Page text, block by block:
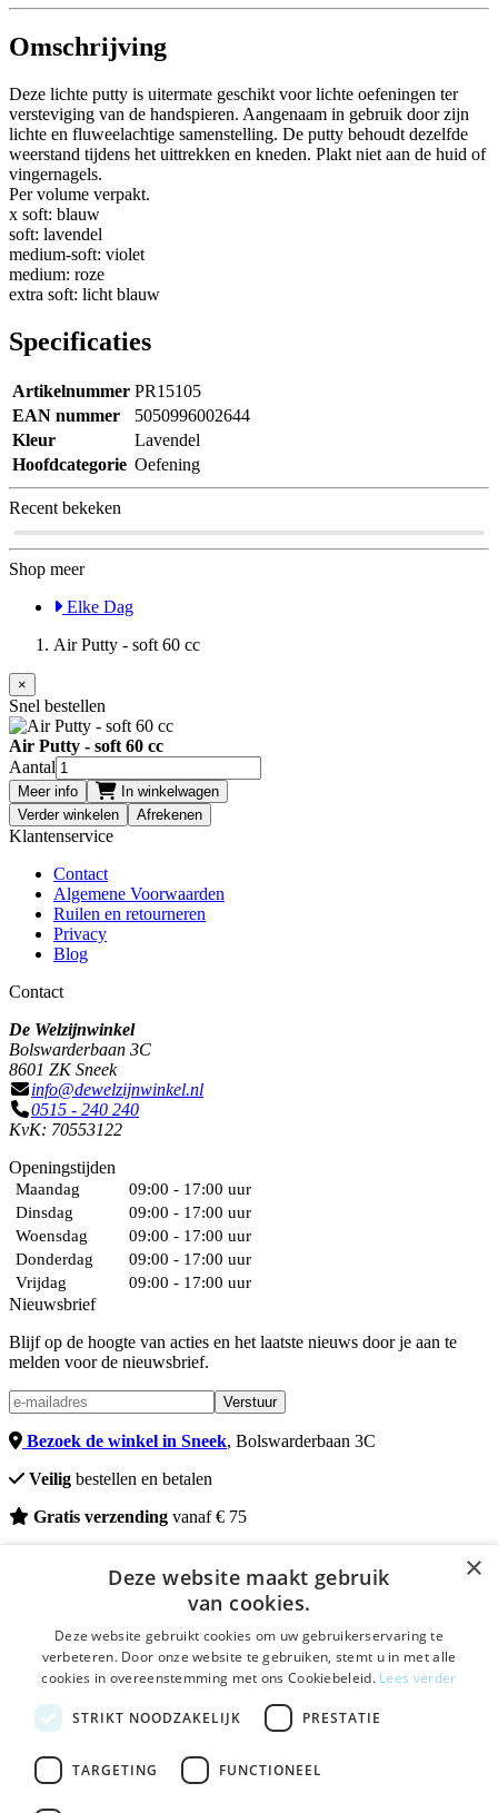
Omschrijving
Deze lichte putty is uitermate geschikt voor lichte oefeningen ter
versteviging van de handspieren. Aangenaam in gebruik door zijn
lichte en fluweelachtige samenstelling. De putty behoudt dezelfde
weerstand tijdens het uittrekken en kneden. Plakt niet aan de huid of
vingernagels.
Per volume verpakt.
x soft: blauw
soft: lavendel
medium-soft: violet
medium: roze
extra soft: licht blauw
Specificaties
Artikelnummer PR15105
EAN nummer
5050996002644
Kleur
Lavendel
Hoofdcategorie Oefening
Recent bekeken
Shop meer
Elke Dag
Air Putty - soft 60 cc
×
Snel bestellen
Air Putty - soft 60 cc
Aantal
Meer info
In winkelwagen
Verder winkelen
Afrekenen
Klantenservice
Contact
Algemene Voorwaarden
Ruilen en retourneren
Privacy
Blog
Contact
De Welzijnwinkel
Bolswarderbaan 3C
8601 ZK Sneek
info@dewelzijnwinkel.nl
0515 - 240 240
KvK: 70553122
Openingstijden
Maandag
09:00 - 17:00 uur
Dinsdag
09:00 - 17:00 uur
Woensdag
09:00 - 17:00 uur
Donderdag
09:00 - 17:00 uur
Vrijdag
09:00 - 17:00 uur
Nieuwsbrief
Blijf op de hoogte van acties en het laatste nieuws door je aan te
melden voor de nieuwsbrief.
Verstuur
Bezoek de winkel in Sneek, Bolswarderbaan 3C
Veilig bestellen en betalen
Gratis verzending vanaf € 75
Winkelwagen delen
De Welzijnwinkel in je
inbox
Geen spam, geen verkooppraatjes — gewoon fijne
updates over hulpmiddelen die echt iets toevoegen.
×
Deze website maakt gebruik
van cookies.
Deze website gebruikt cookies om uw gebruikerservaring te
verbeteren. Door onze website te gebruiken, stemt u in met alle
cookies in overeenstemming met ons Cookiebeleid. Lees verder
STRIKT NOODZAKELIJK PRESTATIE
TARGETING FUNCTIONEEL